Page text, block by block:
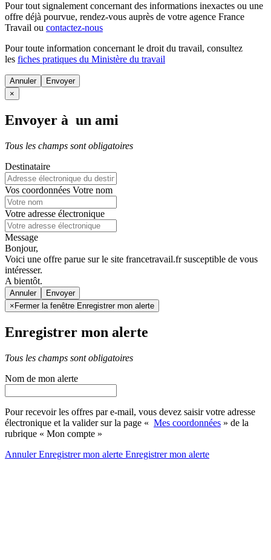
Pour tout signalement concernant des informations inexactes ou une
offre déjà pourvue, rendez-vous auprès de votre agence France
Travail ou contactez-nous
Pour toute information concernant le droit du travail, consultez
les fiches pratiques du Ministère du travail
Annuler
×
Envoyer à un ami
Tous les champs sont obligatoires
Destinataire
Vos coordonnées Votre nom
Votre adresse électronique
Message
Bonjour,
Voici une offre parue sur le site francetravail.fr susceptible de vous
intéresser.
A bientôt.
Annuler
× Fermer la fenêtre Enregistrer mon alerte
Enregistrer mon alerte
Tous les champs sont obligatoires
Nom de mon alerte
Pour recevoir les offres par e-mail, vous devez saisir votre adresse
électronique et la valider sur la page « Mes coordonnées » de la
rubrique « Mon compte »
AnnulerEnregistrer mon alerte Enregistrermon alerte